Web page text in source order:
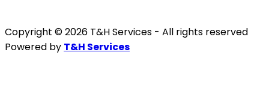
Copyright © 2026 T&H Services - All rights reserved
Powered by T&H Services